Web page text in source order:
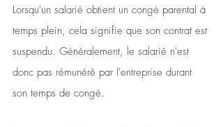
Lorsqu'un salarié obtient un congé parental à
temps plein, cela signifie que son contrat est
suspendu. Généralement, le salarié n'est
donc pas rémunéré par l'entreprise durant
son temps de congé.